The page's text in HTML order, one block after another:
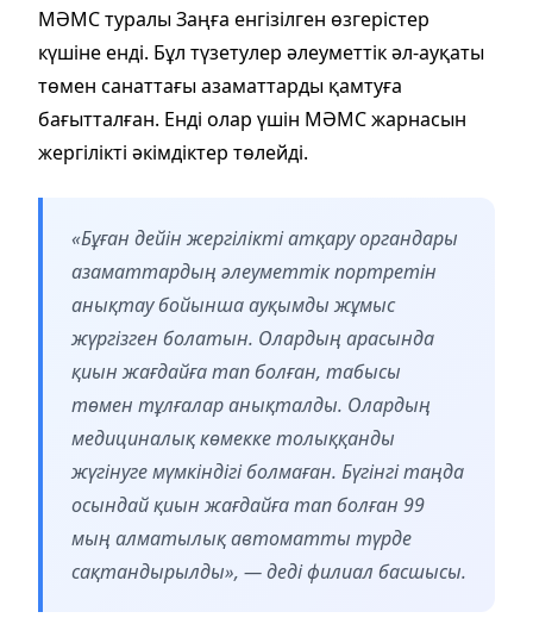
МӘМС туралы Заңға енгізілген өзгерістер
күшіне енді. Бұл түзетулер әлеуметтік әл-ауқаты
төмен санаттағы азаматтарды қамтуға
бағытталған. Енді олар үшін МӘМС жарнасын
жергілікті әкімдіктер төлейді.
«Бұған дейін жергілікті атқару органдары
азаматтардың әлеуметтік портретін
анықтау бойынша ауқымды жұмыс
жүргізген болатын. Олардың арасында
қиын жағдайға тап болған, табысы
төмен тұлғалар анықталды. Олардың
медициналық көмекке толыққанды
жүгінуге мүмкіндігі болмаған. Бүгінгі таңда
осындай қиын жағдайға тап болған 99
мың алматылық автоматты түрде
сақтандырылды», — деді филиал басшысы.